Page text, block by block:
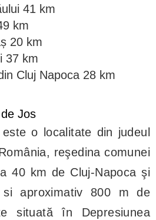
41 km
km
20 km
37 km
Cluj Napoca 28 km
Jos
o localitate din judeul
reşedina comunei
40 km de Cluj-Napoca şi
aproximativ 800 m de
situată în Depresiunea